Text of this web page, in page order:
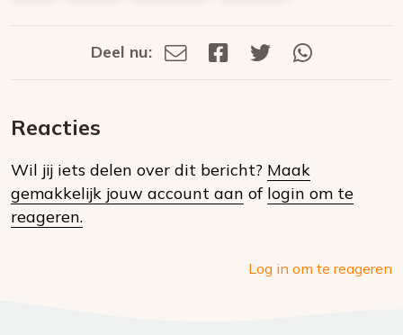
Deel
social
Deel nu:
Deel
Deel
Deel
Reacties
Wil jij iets delen over dit bericht? Maak
gemakkelijk jouw account aan of login om te
reageren.
Log in om te reageren